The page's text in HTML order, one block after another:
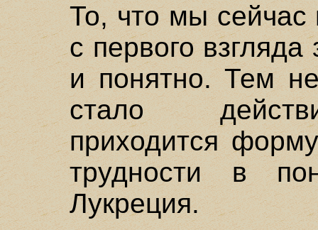
То, что мы
с первого
и понятно. Тем
стало
приходится
трудности в
Лукреция.